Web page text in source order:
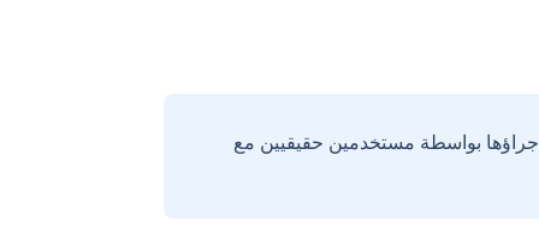
بواسطة مستخدمين حقيقيين مع